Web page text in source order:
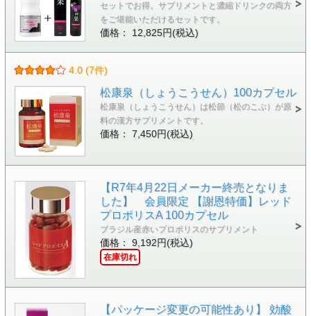
セットでお得。サプリメントと濃縮ドリンクの両方
をご堪能いただけるセットです。
価格： 12,825円(税込)
4.0 (7件)
松康泉（しょうこうせん）100カプセル
松康泉（しょうこうせん）は松節（松のこぶ）が原
料の漢方サプリメントです。
価格： 7,450円(税込)
【R7年4月22日メーカー終売となりま
した】 会員限定 【謝恩特価】レッド
プロポリスA 100カプセル
ブラジル産赤いプロポリスのサプリメント
価格： 9,192円(税込)
在庫切れ
【パッケージ変更の可能性あり】 効酸